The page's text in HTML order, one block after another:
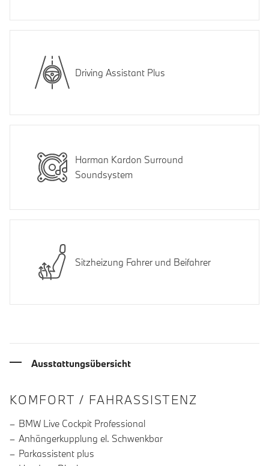
Driving Assistant Plus
Harman Kardon Surround
Soundsystem
Sitzheizung Fahrer und Beifahrer
Ausstattungsübersicht
INFORMATIONEN ÜBER DIE
KOMFORT / FAHRASSISTENZ
BMW Live Cockpit Professional
Anhängerkupplung el. Schwenkbar
Parkassistent plus